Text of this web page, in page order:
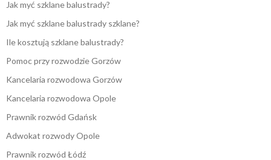
Jak myć szklane balustrady?
Jak myć szklane balustrady szklane?
Ile kosztują szklane balustrady?
Pomoc przy rozwodzie Gorzów
Kancelaria rozwodowa Gorzów
Kancelaria rozwodowa Opole
Prawnik rozwód Gdańsk
Adwokat rozwody Opole
Prawnik rozwód Łódź